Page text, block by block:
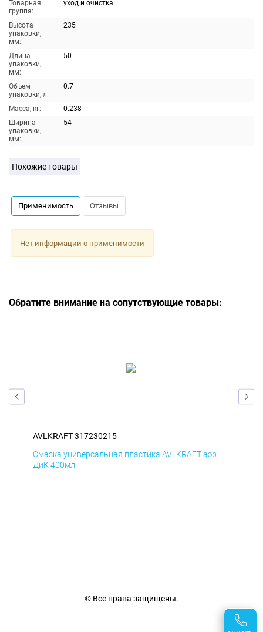
Товарная
группа:
уход и очистка
Высота
упаковки,
мм:
235
Длина
упаковки,
мм:
50
Объем
упаковки, л:
0.7
Масса, кг:
0.238
Ширина
упаковки,
мм:
54
Похожие товары
Применимость Отзывы
Нет информации о применимости
Обратите внимание на сопутствующие товары:
AVLKRAFT 317230215
Смазка универсальная пластика AVLKRAFT аэр
ДиК 400мл
© Все права защищены.